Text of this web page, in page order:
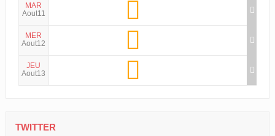
MAR
Aout11
MER
Aout12
JEU
Aout13
TWITTER